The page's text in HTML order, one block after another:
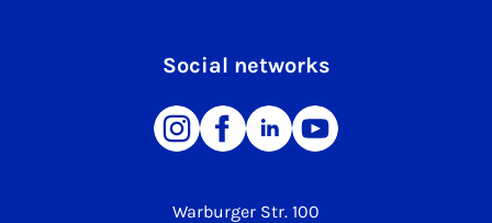
Warburger Str. 100
Social networks